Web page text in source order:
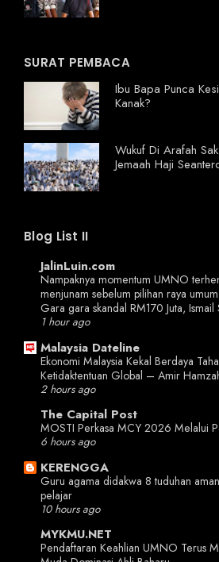
SURAT PEMBACA
Ibu Bapa Punca
Kanak?
Wukuf Di Arafah
Jemaah Haji
Blog List II
JalinLuin.com
Nampaknya momentum UMNO
menjunam sebelum pilihan raya
Gara gara skandal RM170 Juta, Ismail
1 hour ago
Malaysia Dateline
Ekonomi Malaysia Kekal Berdaya
Ketidaktentuan Global – Amir
2 hours ago
The Capital Post
MOSTI Perkasa MCY 2026 Melalui
6 hours ago
KERENGGA
Guru agama didakwa 8 tuduhan
pelajar
10 hours ago
MYKMU.NET
Pendaftaran Keahlian UMNO Terus